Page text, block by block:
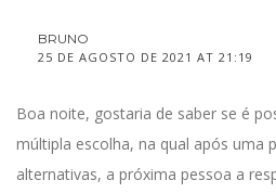
BRUNO
25 DE AGOSTO DE 2021 AT 21:19
Boa noite, gostaria de saber se é
múltipla escolha, na qual após uma
alternativas, a próxima pessoa a